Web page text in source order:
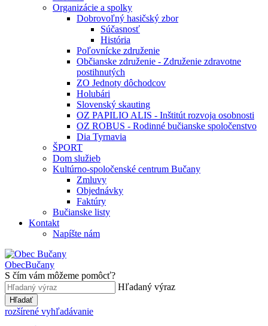
Organizácie a spolky
Dobrovoľný hasičský zbor
Súčasnosť
História
Poľovnícke združenie
Občianske združenie - Združenie zdravotne
postihnutých
ZO Jednoty dôchodcov
Holubári
Slovenský skauting
OZ PAPILIO ALIS - Inštitút rozvoja osobnosti
OZ ROBUS - Rodinné bučianske spoločenstvo
Dia Tyrnavia
ŠPORT
Dom služieb
Kultúrno-spoločenské centrum Bučany
Zmluvy
Objednávky
Faktúry
Bučianske listy
Kontakt
Napíšte nám
ObecBučany
S čím vám môžeme pomôcť?
Hľadaný výraz
Hľadať
rozšírené vyhľadávanie